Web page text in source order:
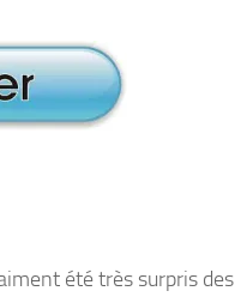
été très surpris des